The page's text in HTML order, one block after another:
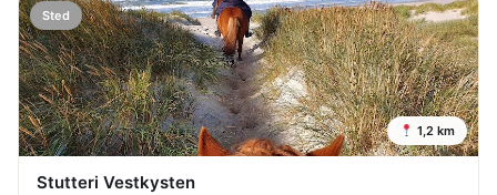
Sted
1,2 km
Stutteri Vestkysten